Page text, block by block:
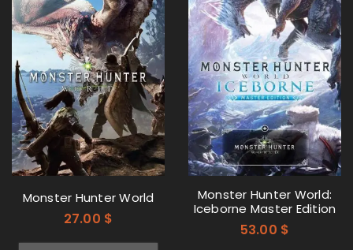
Monster Hunter World
27.00 $
Monster Hunter World:
Iceborne Master Edition
53.00 $